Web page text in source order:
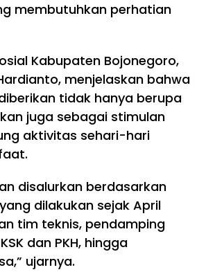
membutuhkan perhatian
Kabupaten Bojonegoro,
menjelaskan bahwa
tidak hanya berupa
juga sebagai stimulan
aktivitas sehari-hari
disalurkan berdasarkan
dilakukan sejak April
tim teknis, pendamping
dan PKH, hingga
ujarnya.